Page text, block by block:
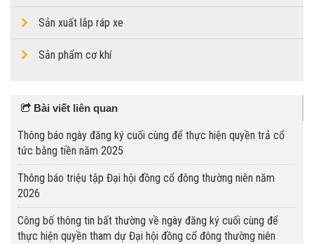
Sản xuất lắp ráp xe
Sản phẩm cơ khí
Bài viết liên quan
Thông báo ngày đăng ký cuối cùng để thực hiện quyền trả cổ
tức bằng tiền năm 2025
Thông báo triệu tập Đại hội đồng cổ đông thường niên năm
2026
Công bố thông tin bất thường về ngày đăng ký cuối cùng để
thực hiện quyền tham dự Đại hội đồng cổ đông thường niên